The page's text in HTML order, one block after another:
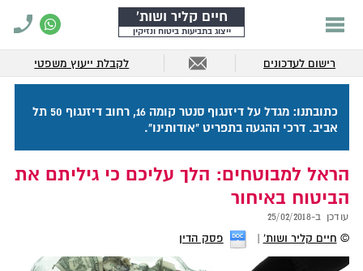
חיים קליר ושות'
ייצוג בתביעות ביטוח ונזיקין
רישום לעדכונים לקבלת ייעוץ משפטי
כתובתנו: מגדל על דיזנגוף סנטר קומה 16, רחוב דיזנגוף 50 תל
אביב. דרכי ההגעה בתפריט "אודותינו".
הראל למבוטחים: הלך עליכם כי גיליתם את
הביטוח באיחור
עודכן ב-25/02/2018
© חיים קליר ושות' פסק הדין